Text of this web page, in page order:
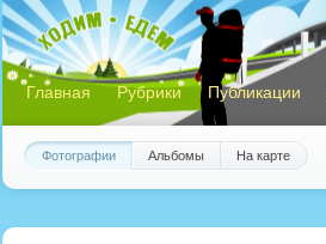
Главная Рубрики Публикации
Фотографии Альбомы На карте